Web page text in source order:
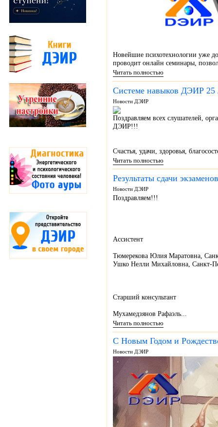
Новейшие психотехнологии уже
проводит онлайн семинары,
Читать полностью
Системе навыков ДЭИР 25
Новости ДЭИР
Поздравляем всех слушателей,
ДЭИР!!!
Счастья, удачи, здоровья,
Читать полностью
Результаты сдачи
Новости ДЭИР
Поздравляем!!!
Ассистент
Тюмерекова Юлия Маратовна,
Ушко Нелли Михайловна, Санкт-
Старший консультант
Мухамедзянов Рафаэль...
Читать полностью
С Новым Годом и
Новости ДЭИР